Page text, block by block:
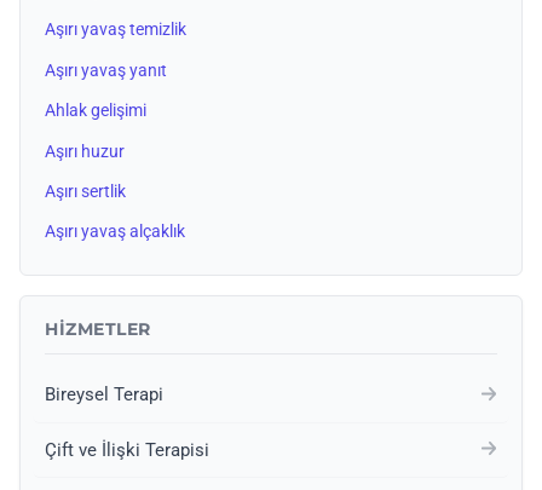
Aşırı yavaş temizlik
Aşırı yavaş yanıt
Ahlak gelişimi
Aşırı huzur
Aşırı sertlik
Aşırı yavaş alçaklık
HIZMETLER
Bireysel Terapi
Çift ve İlişki Terapisi